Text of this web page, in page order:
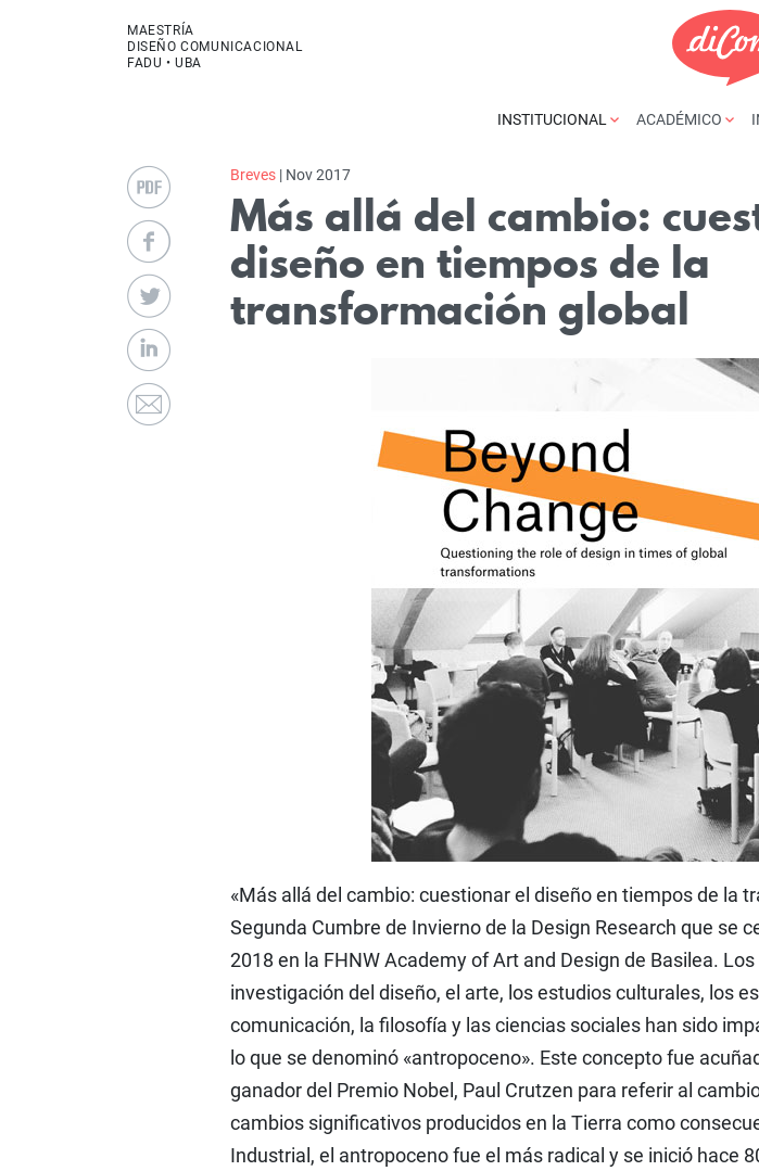
MAESTRÍA
DISEÑO COMUNICACIONAL
FADU • UBA
INSTITUCIONAL ACADÉMICO
Breves| Nov 2017
Más allá del cambio:
diseño en tiempos de la
transformación global
«Más allá del cambio: cuestionar el diseño en tiempos de la
Segunda Cumbre de Invierno de la Design Research que se
2018 en la FHNW Academy of Art and Design de Basilea.
investigación del diseño, el arte, los estudios culturales, los
comunicación, la filosofía y las ciencias sociales han sido
lo que se denominó «antropoceno». Este concepto fue
ganador del Premio Nobel, Paul Crutzen para referir al
cambios significativos producidos en la Tierra como
Industrial, el antropoceno fue el más radical y se inició hace